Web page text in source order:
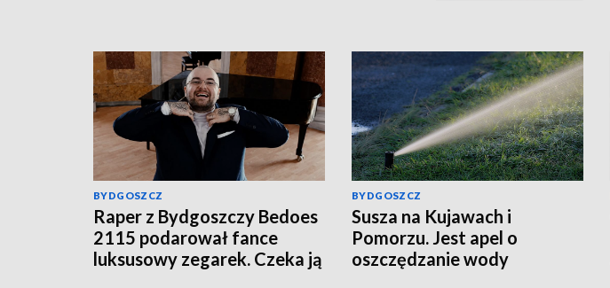
BYDGOSZCZ
Raper z Bydgoszczy Bedoes
2115 podarował fance
luksusowy zegarek. Czeka ją
BYDGOSZCZ
Susza na Kujawach i
Pomorzu. Jest apel o
oszczędzanie wody